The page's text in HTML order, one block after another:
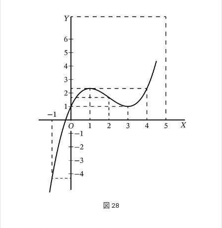
図 28